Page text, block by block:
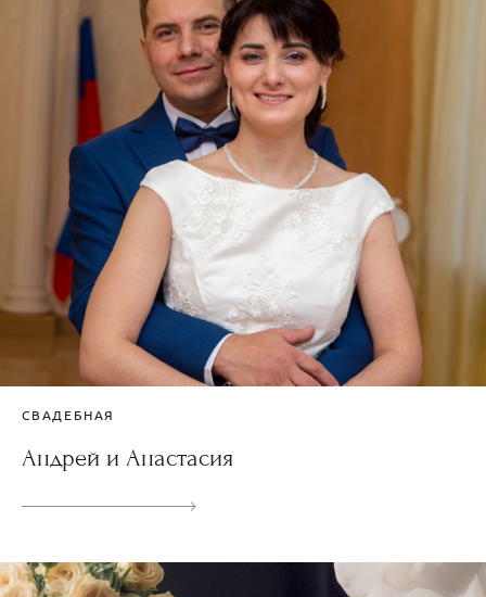
СВАДЕБНАЯ
Андрей и Анастасия